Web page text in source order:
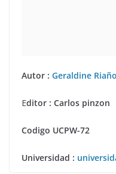
Autor : Geraldine
Editor : Carlos pinzon
Codigo UCPW-72
Universidad :